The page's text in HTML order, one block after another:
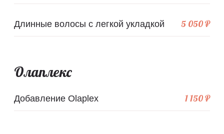
Длинные волосы с легкой укладкой 5 050 ₽
Олаплекс
Добавление Olaplex 1 150 ₽